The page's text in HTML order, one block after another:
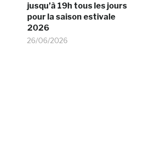
jusqu’à 19h tous les jours
pour la saison estivale
2026
26/06/2026